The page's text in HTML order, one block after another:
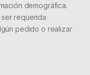
demográfica.
requerida
pedido o realizar